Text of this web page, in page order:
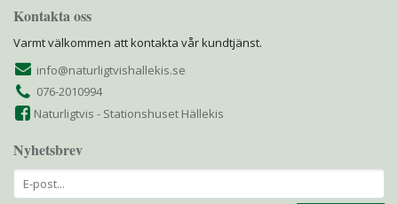
Kontakta oss
Varmt välkommen att kontakta vår kundtjänst.
info@naturligtvishallekis.se
076-2010994
Naturligtvis - Stationshuset Hällekis
Nyhetsbrev